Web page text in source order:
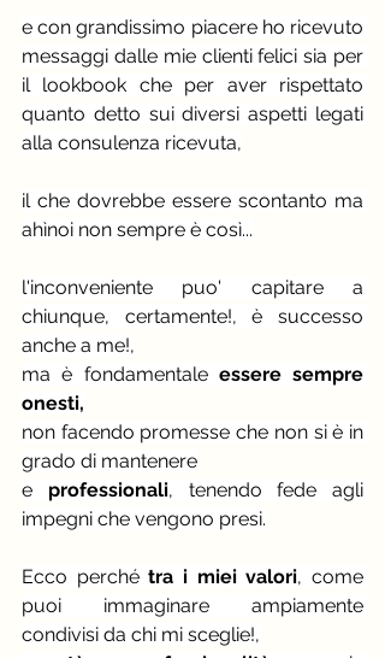
e con grandissimo piacere ho ricevuto
messaggi dalle mie clienti felici sia per
il lookbook che per aver rispettato
quanto detto sui diversi aspetti legati
alla consulenza ricevuta,
il che dovrebbe essere scontanto ma
ahìnoi non sempre è così...
l'inconveniente puo' capitare a
chiunque, certamente!, è successo
anche a me!,
ma è fondamentale essere sempre
onesti,
non facendo promesse che non si è in
grado di mantenere
e professionali, tenendo fede agli
impegni che vengono presi.
Ecco perché tra i miei valori, come
puoi immaginare ampiamente
condivisi da chi mi sceglie!,